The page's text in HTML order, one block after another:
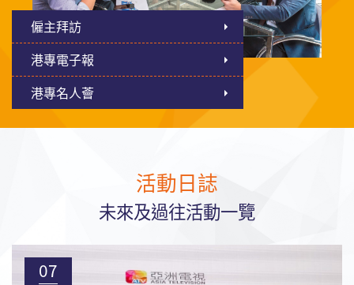
僱主拜訪
港專電子報
港專名人薈
活動日誌
未來及過往活動一覽
07